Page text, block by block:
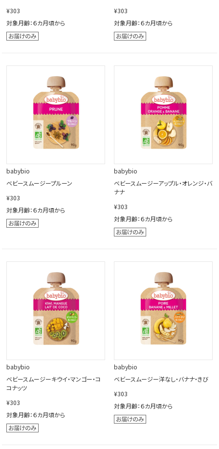
¥303
対象月齢：６カ月頃から
¥303
対象月齢：６カ月頃から
babybio
ベビースムージープルーン
¥303
対象月齢：６カ月頃から
babybio
ベビースムージーアップル・オレンジ・バ
ナナ
¥303
対象月齢：６カ月頃から
babybio
ベビースムージーキウイ・マンゴー・コ
コナッツ
¥303
対象月齢：６カ月頃から
babybio
ベビースムージー洋なし・バナナ・きび
¥303
対象月齢：６カ月頃から